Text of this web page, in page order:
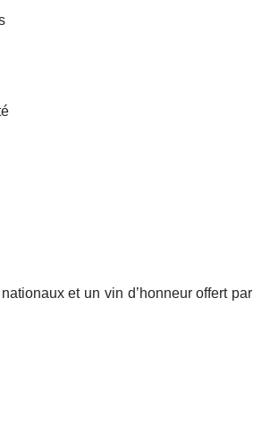
et un vin d’honneur offert par